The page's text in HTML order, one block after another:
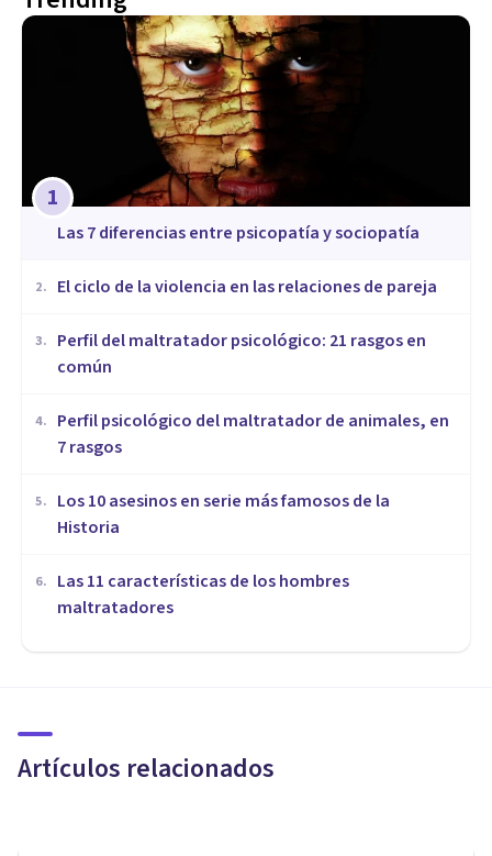
1
Las 7 diferencias entre psicopatía y sociopatía
2. ​El ciclo de la violencia en las relaciones de pareja
3.
​Perfil del maltratador psicológico: 21 rasgos en
común
4.
​Perfil psicológico del maltratador de animales, en
7 rasgos
5.
Los 10 asesinos en serie más famosos de la
Historia
6.
Las 11 características de los hombres
maltratadores
Artículos relacionados
relaciones de pareja